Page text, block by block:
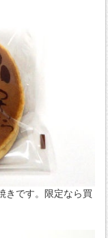
きです。限定なら買